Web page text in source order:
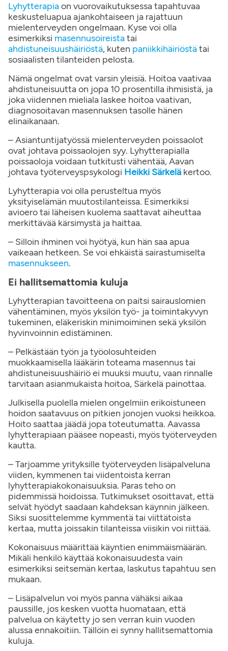
Lyhytterapiaon vuorovaikutuksessa tapahtuvaa
keskusteluapua ajankohtaiseen ja rajattuun
mielenterveyden ongelmaan. Kyse voi olla
esimerkiksi masennusoireistatai
ahdistuneisuushäiriöstä, kuten paniikkihäiriöstätai
sosiaalisten tilanteiden pelosta.
Nämä ongelmat ovat varsin yleisiä. Hoitoa vaativaa
ahdistuneisuutta on jopa 10 prosentilla ihmisistä, ja
joka viidennen mieliala laskee hoitoa vaativan,
diagnosoitavan masennuksen tasolle hänen
elinaikanaan.
– Asiantuntijatyössä mielenterveyden poissaolot
ovat johtava poissaolojen syy. Lyhytterapialla
poissaoloja voidaan tutkitusti vähentää, Aavan
johtava työterveyspsykologi Heikki Särkelä kertoo.
Lyhytterapia voi olla perusteltua myös
yksityiselämän muutostilanteissa. Esimerkiksi
avioero tai läheisen kuolema saattavat aiheuttaa
merkittävää kärsimystä ja haittaa.
– Silloin ihminen voi hyötyä, kun hän saa apua
vaikeaan hetkeen. Se voi ehkäistä sairastumiselta
masennukseen.
Ei hallitsemattomia kuluja
Lyhytterapian tavoitteena on paitsi sairauslomien
vähentäminen, myös yksilön työ- ja toimintakyvyn
tukeminen, eläkeriskin minimoiminen sekä yksilön
hyvinvoinnin edistäminen.
– Pelkästään työn ja työolosuhteiden
muokkaamisella lääkärin toteama masennus tai
ahdistuneisuushäiriö ei muuksi muutu, vaan rinnalle
tarvitaan asianmukaista hoitoa, Särkelä painottaa.
Julkisella puolella mielen ongelmiin erikoistuneen
hoidon saatavuus on pitkien jonojen vuoksi heikkoa.
Hoito saattaa jäädä jopa toteutumatta. Aavassa
lyhytterapiaan pääsee nopeasti, myös työterveyden
kautta.
– Tarjoamme yrityksille työterveyden lisäpalveluna
viiden, kymmenen tai viidentoista kerran
lyhytterapiakokonaisuuksia. Paras teho on
pidemmissä hoidoissa. Tutkimukset osoittavat, että
selvät hyödyt saadaan kahdeksan käynnin jälkeen.
Siksi suosittelemme kymmentä tai viittätoista
kertaa, mutta joissakin tilanteissa viisikin voi riittää.
Kokonaisuus määrittää käyntien enimmäismäärän.
Mikäli henkilö käyttää kokonaisuudesta vain
esimerkiksi seitsemän kertaa, laskutus tapahtuu sen
mukaan.
– Lisäpalvelun voi myös panna vähäksi aikaa
paussille, jos kesken vuotta huomataan, että
palvelua on käytetty jo sen verran kuin vuoden
alussa ennakoitiin. Tällöin ei synny hallitsemattomia
kuluja.